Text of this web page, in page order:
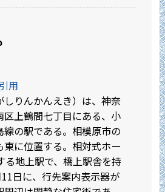
用
しりんかんえき）は、神奈
区上鶴間七丁目にある、小
線の駅である。相模原市の
東に位置する。相対式ホー
る地上駅で、橋上駅舎を持
日に、行先案内表示器が